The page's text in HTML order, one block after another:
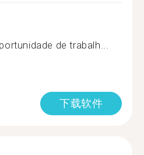
de trabalh...
下载软件